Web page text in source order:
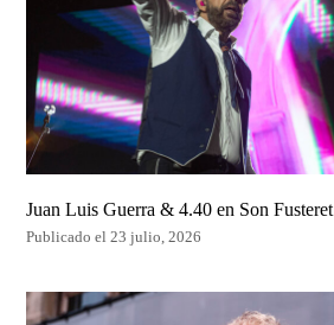
Juan Luis Guerra & 4.40 en Son Fusteret
Publicado el 23 julio, 2026